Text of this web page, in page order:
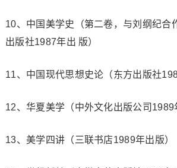
10、中国美学史（第二卷，与刘纲纪合
出版社1987年出 版）
11、中国现代思想史论（东方出版社
12、华夏美学（中外文化出版公司1989
13、美学四讲（三联书店1989年出版）